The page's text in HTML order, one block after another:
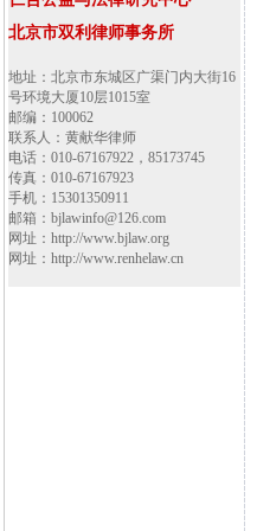
北京市双利律师事务所
地址：北京市东城区广渠门内大街16
号环境大厦10层1015室
邮编：100062
联系人：黄献华律师
电话：010-67167922，85173745
传真：010-67167923
手机：15301350911
邮箱：bjlawinfo@126.com
网址：http://www.bjlaw.org
网址：http://www.renhelaw.cn